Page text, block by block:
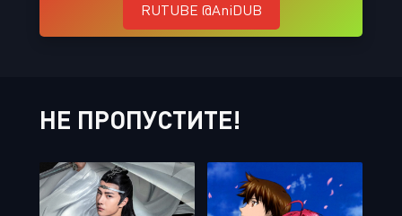
RUTUBE @AniDUB
НЕ ПРОПУСТИТЕ!